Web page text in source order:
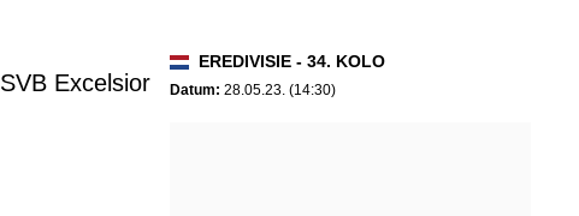
SVB Excelsior
EREDIVISIE - 34. KOLO
Datum: 28.05.23. (14:30)